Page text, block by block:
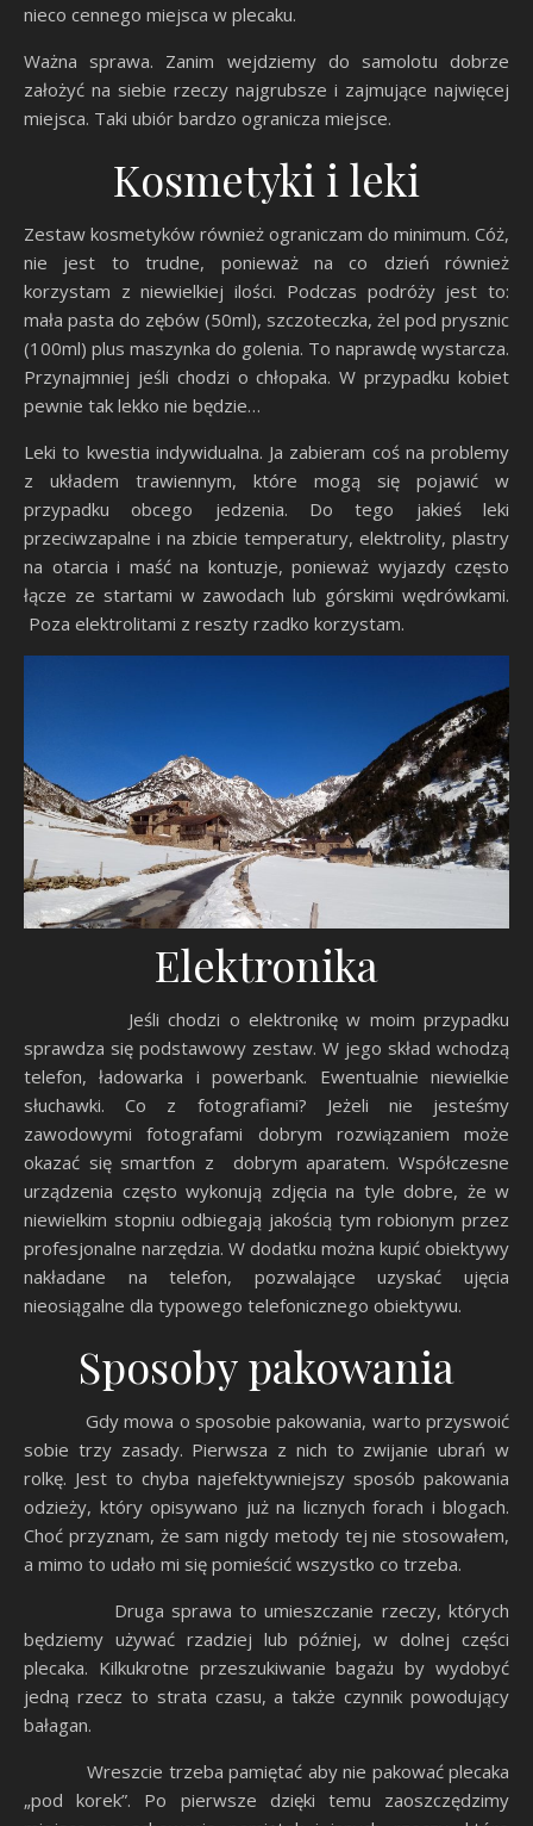
nieco cennego miejsca w plecaku.
Ważna sprawa. Zanim wejdziemy do samolotu dobrze
założyć na siebie rzeczy najgrubsze i zajmujące najwięcej
miejsca. Taki ubiór bardzo ogranicza miejsce.
Kosmetyki i leki
Zestaw kosmetyków również ograniczam do minimum. Cóż,
nie jest to trudne, ponieważ na co dzień również
korzystam z niewielkiej ilości. Podczas podróży jest to:
mała pasta do zębów (50ml), szczoteczka, żel pod prysznic
(100ml) plus maszynka do golenia. To naprawdę wystarcza.
Przynajmniej jeśli chodzi o chłopaka. W przypadku kobiet
pewnie tak lekko nie będzie…
Leki to kwestia indywidualna. Ja zabieram coś na problemy
z układem trawiennym, które mogą się pojawić w
przypadku obcego jedzenia. Do tego jakieś leki
przeciwzapalne i na zbicie temperatury, elektrolity, plastry
na otarcia i maść na kontuzje, ponieważ wyjazdy często
łącze ze startami w zawodach lub górskimi wędrówkami.
Poza elektrolitami z reszty rzadko korzystam.
Elektronika
Jeśli chodzi o elektronikę w moim przypadku
sprawdza się podstawowy zestaw. W jego skład wchodzą
telefon, ładowarka i powerbank. Ewentualnie niewielkie
słuchawki. Co z fotografiami? Jeżeli nie jesteśmy
zawodowymi fotografami dobrym rozwiązaniem może
okazać się smartfon z dobrym aparatem. Współczesne
urządzenia często wykonują zdjęcia na tyle dobre, że w
niewielkim stopniu odbiegają jakością tym robionym przez
profesjonalne narzędzia. W dodatku można kupić obiektywy
nakładane na telefon, pozwalające uzyskać ujęcia
nieosiągalne dla typowego telefonicznego obiektywu.
Sposoby pakowania
Gdy mowa o sposobie pakowania, warto przyswoić
sobie trzy zasady. Pierwsza z nich to zwijanie ubrań w
rolkę. Jest to chyba najefektywniejszy sposób pakowania
odzieży, który opisywano już na licznych forach i blogach.
Choć przyznam, że sam nigdy metody tej nie stosowałem,
a mimo to udało mi się pomieścić wszystko co trzeba.
Druga sprawa to umieszczanie rzeczy, których
będziemy używać rzadziej lub później, w dolnej części
plecaka. Kilkukrotne przeszukiwanie bagażu by wydobyć
jedną rzecz to strata czasu, a także czynnik powodujący
bałagan.
Wreszcie trzeba pamiętać aby nie pakować plecaka
„pod korek”. Po pierwsze dzięki temu zaoszczędzimy